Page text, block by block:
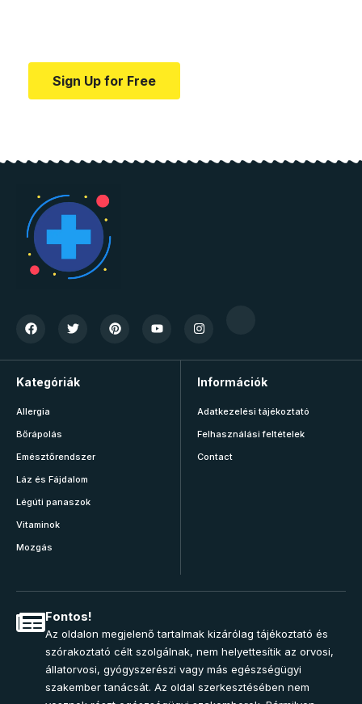
Sign Up for Free
Kategóriák
Allergia
Bőrápolás
Emésztőrendszer
Láz és Fájdalom
Légúti panaszok
Vitaminok
Mozgás
Információk
Adatkezelési tájékoztató
Felhasználási feltételek
Contact
Fontos!
Az oldalon megjelenő tartalmak kizárólag tájékoztató és
szórakoztató célt szolgálnak, nem helyettesítik az orvosi,
állatorvosi, gyógyszerészi vagy más egészségügyi
szakember tanácsát. Az oldal szerkesztésében nem